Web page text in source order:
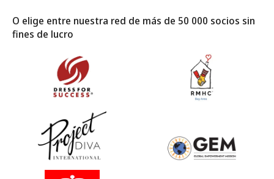
O elige entre nuestra red de más de 50 000 socios sin
fines de lucro